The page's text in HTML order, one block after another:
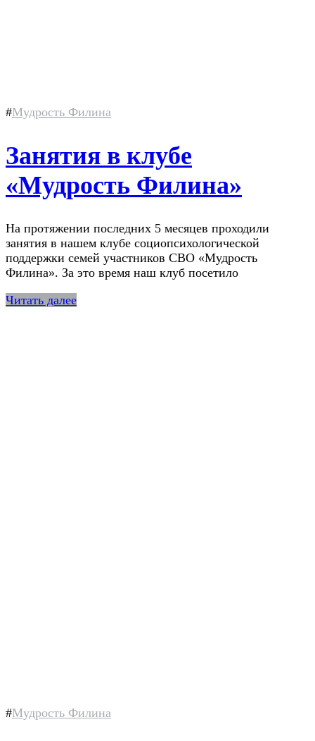
#Мудрость Филина
Занятия в клубе
«Мудрость Филина»
На протяжении последних 5 месяцев проходили
занятия в нашем клубе социопсихологической
поддержки семей участников СВО «Мудрость
Филина». За это время наш клуб посетило
Читать далее
#Мудрость Филина